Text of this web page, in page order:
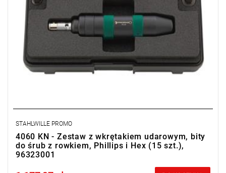
STAHLWILLE PROMO
4060 KN - Zestaw z wkrętakiem udarowym, bity
do śrub z rowkiem, Phillips i Hex (15 szt.),
96323001